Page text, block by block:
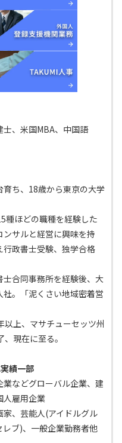
、米国MBA、中国語
育ち、18歳から東京の大学
種ほどの職種を経験した
ンサルと経営に興味を持
行政書士受験、独学合格
士合同事務所を経験後、大
。「泥くさい地域密着営
以上、マサチューセッツ州
現在に至る。
績一部
業などグローバル企業、建
人雇用企業
家、芸能人(アイドルグル
レブ)、一般企業勤務者他